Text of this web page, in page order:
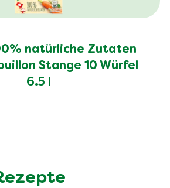
natürliche Zutaten
Stange 10 Würfel
6.5 l